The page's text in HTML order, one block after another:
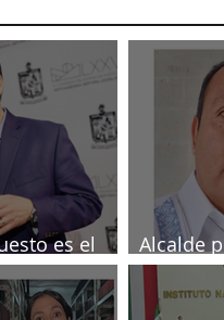
es el
Alcalde